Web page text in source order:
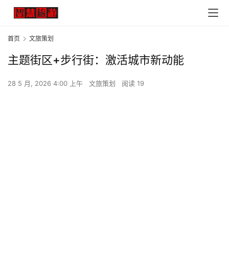
首页 文旅策划
主题街区+步行街：激活城市新动能
28 5 月, 2026 4:00 上午 文旅策划 阅读 19